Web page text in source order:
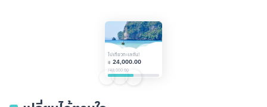
ไปเที่ยวทะเลกัน!
฿ 24,000.00
/48,000.00